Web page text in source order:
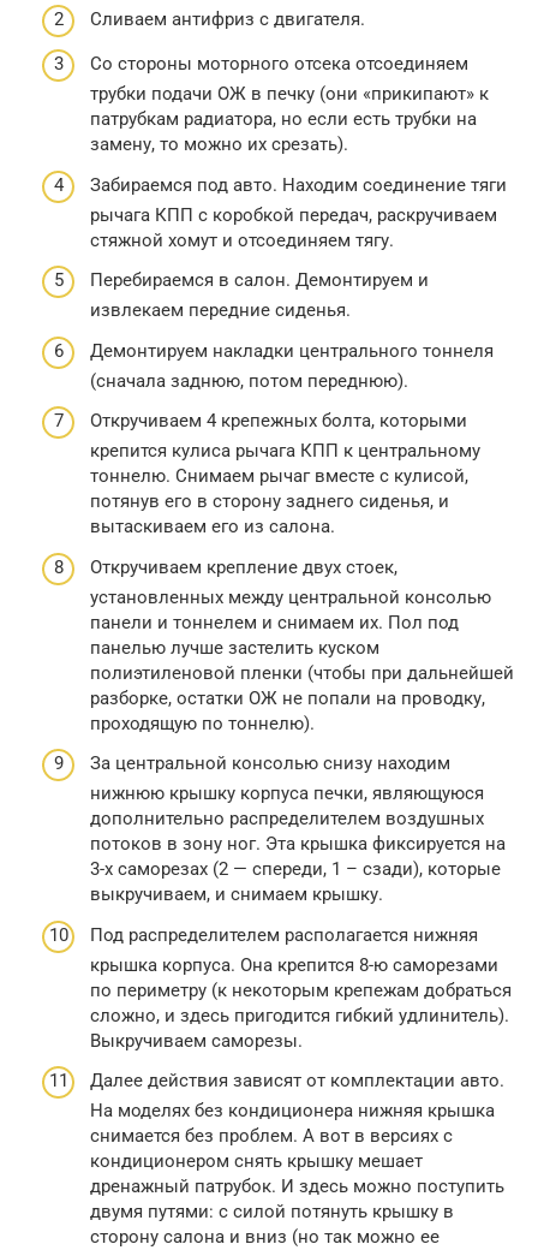
Сливаем антифриз с двигателя.
Со стороны моторного отсека отсоединяем
трубки подачи ОЖ в печку (они «прикипают» к
патрубкам радиатора, но если есть трубки на
замену, то можно их срезать).
Забираемся под авто. Находим соединение тяги
рычага КПП с коробкой передач, раскручиваем
стяжной хомут и отсоединяем тягу.
Перебираемся в салон. Демонтируем и
извлекаем передние сиденья.
Демонтируем накладки центрального тоннеля
(сначала заднюю, потом переднюю).
Откручиваем 4 крепежных болта, которыми
крепится кулиса рычага КПП к центральному
тоннелю. Снимаем рычаг вместе с кулисой,
потянув его в сторону заднего сиденья, и
вытаскиваем его из салона.
Откручиваем крепление двух стоек,
установленных между центральной консолью
панели и тоннелем и снимаем их. Пол под
панелью лучше застелить куском
полиэтиленовой пленки (чтобы при дальнейшей
разборке, остатки ОЖ не попали на проводку,
проходящую по тоннелю).
За центральной консолью снизу находим
нижнюю крышку корпуса печки, являющуюся
дополнительно распределителем воздушных
потоков в зону ног. Эта крышка фиксируется на
3-х саморезах (2 — спереди, 1 – сзади), которые
выкручиваем, и снимаем крышку.
Под распределителем располагается нижняя
крышка корпуса. Она крепится 8-ю саморезами
по периметру (к некоторым крепежам добраться
сложно, и здесь пригодится гибкий удлинитель).
Выкручиваем саморезы.
Далее действия зависят от комплектации авто.
На моделях без кондиционера нижняя крышка
снимается без проблем. А вот в версиях с
кондиционером снять крышку мешает
дренажный патрубок. И здесь можно поступить
двумя путями: с силой потянуть крышку в
сторону салона и вниз (но так можно ее